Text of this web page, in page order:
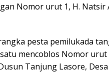
Nomor urut 1, H.
pesta pemilukada
mencoblos Nomor
Tanjung Lasore,